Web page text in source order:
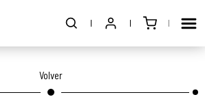
Volver